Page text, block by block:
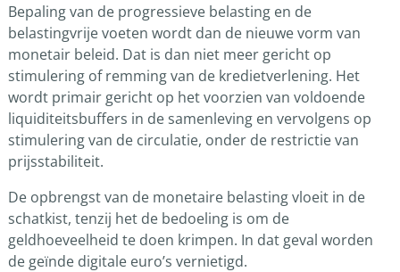
Bepaling van de progressieve belasting en de
belastingvrije voeten wordt dan de nieuwe vorm van
monetair beleid. Dat is dan niet meer gericht op
stimulering of remming van de kredietverlening. Het
wordt primair gericht op het voorzien van voldoende
liquiditeitsbuffers in de samenleving en vervolgens op
stimulering van de circulatie, onder de restrictie van
prijsstabiliteit.
De opbrengst van de monetaire belasting vloeit in de
schatkist, tenzij het de bedoeling is om de
geldhoeveelheid te doen krimpen. In dat geval worden
de geïnde digitale euro’s vernietigd.